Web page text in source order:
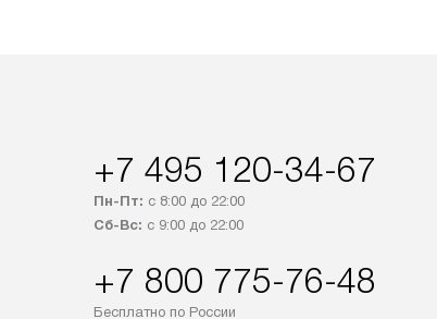
+7 495 120-34-67
Пн-Пт: с 8:00 до 22:00
Сб-Вс: с 9:00 до 22:00
+7 800 775-76-48
Бесплатно по России